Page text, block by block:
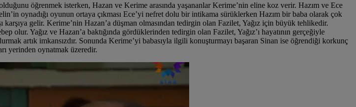
öğrenmek isterken, Hazan ve Kerime arasında yaşananlar Kerime’nin eline koz verir. Hazım ve Ece
oynadığı oyunun ortaya çıkması Ece’yi nefret dolu bir intikama sürüklerken Hazım bir baba olarak çok
gelir. Kerime’nin Hazan’a düşman olmasından tedirgin olan Fazilet, Yağız için büyük tehlikedir.
olur. Yağız ve Hazan’a baktığında gördüklerinden tedirgin olan Fazilet, Yağız’ı hayatının gerçeğiyle
artık imkansızdır. Sonunda Kerime’yi babasıyla ilgili konuşturmayı başaran Sinan ise öğrendiği korkunç
yerinden oynatmak üzeredir.